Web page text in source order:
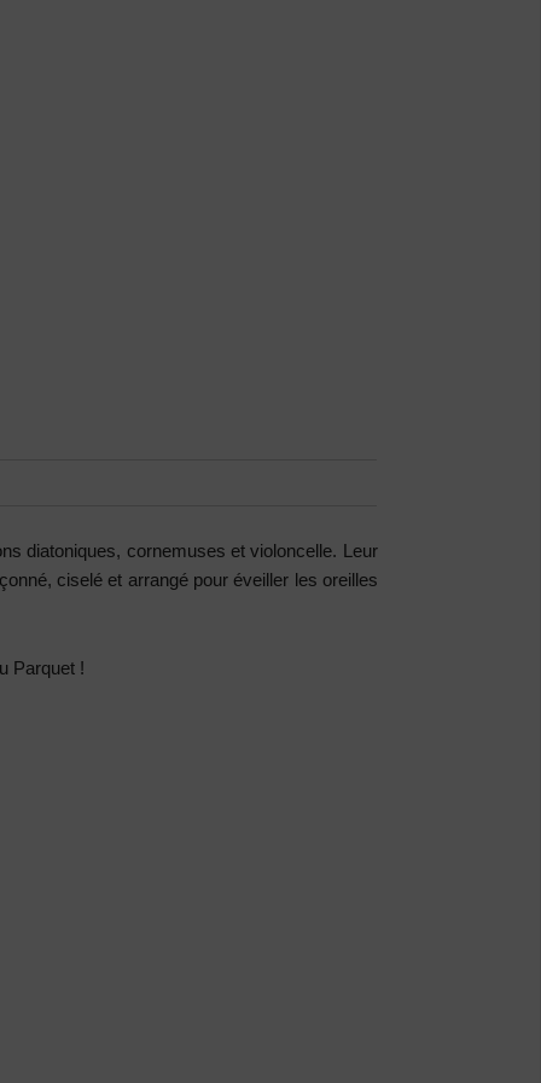
diatoniques, cornemuses et violoncelle. Leur
ciselé et arrangé pour éveiller les oreilles
Parquet !